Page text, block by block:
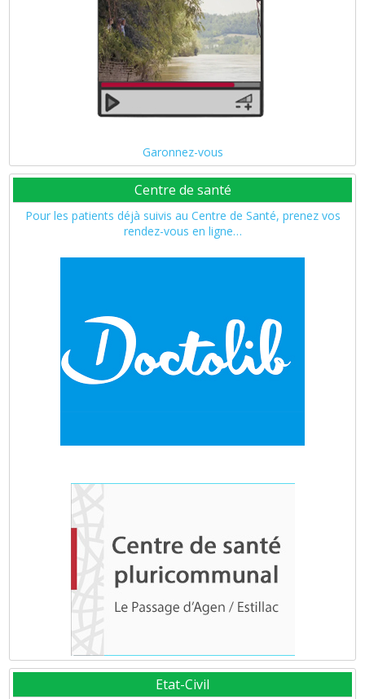
Garonnez-vous
Centre de santé
Pour les patients déjà suivis au Centre de Santé, prenez vos
rendez-vous en ligne…
Etat-Civil